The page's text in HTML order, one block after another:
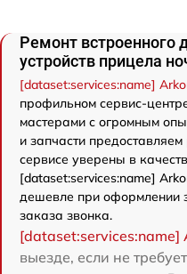
Ремонт встроенного
устройств прицела
[dataset:services:name]
профильном сервис-
мастерами с огромным
и запчасти
сервисе уверены в
[dataset:services:name]
дешевле при оформлении
заказа звонка.
[dataset:services:name]
выезде, если не